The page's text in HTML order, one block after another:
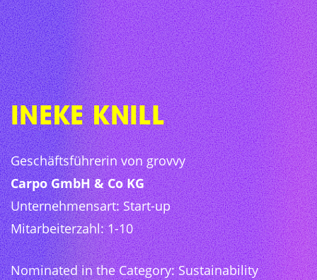
INEKE KNILL
Geschäftsführerin von grovvy
Carpo GmbH & Co KG
Unternehmensart: Start-up
Mitarbeiterzahl: 1-10
Nominated in the Category: Sustainability